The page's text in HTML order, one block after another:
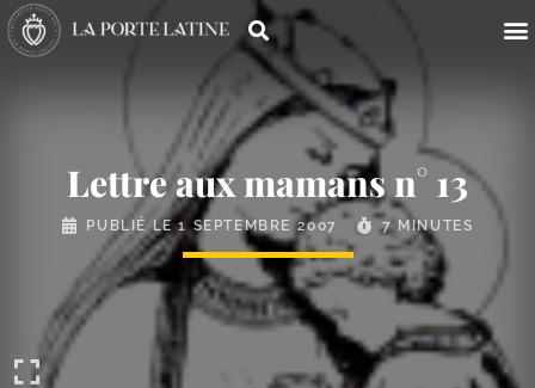
Lettre aux mamans n° 13
PUBLIÉ LE1 SEPTEMBRE 2007 7 MINUTES